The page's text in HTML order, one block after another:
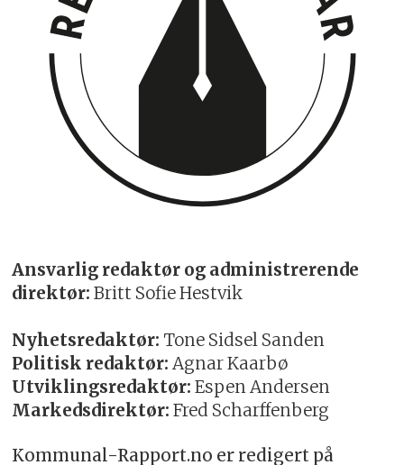
Ansvarlig redaktør og administrerende
direktør: Britt Sofie Hestvik
Nyhetsredaktør: Tone Sidsel Sanden
Politisk redaktør: Agnar Kaarbø
Utviklingsredaktør: Espen Andersen
Markedsdirektør: Fred Scharffenberg
Kommunal-Rapport.no er redigert på